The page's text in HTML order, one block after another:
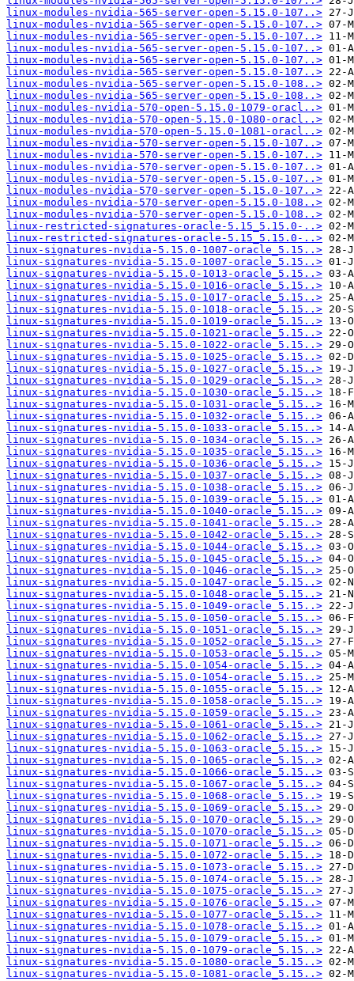
linux-modules-nvidia-565-server-open-5.15.0-107..>
linux-modules-nvidia-565-server-open-5.15.0-107..>
linux-modules-nvidia-565-server-open-5.15.0-107..>
linux-modules-nvidia-565-server-open-5.15.0-107..>
linux-modules-nvidia-565-server-open-5.15.0-107..>
linux-modules-nvidia-565-server-open-5.15.0-107..>
linux-modules-nvidia-565-server-open-5.15.0-108..>
linux-modules-nvidia-565-server-open-5.15.0-108..>
linux-modules-nvidia-570-open-5.15.0-1079-oracl..>
linux-modules-nvidia-570-open-5.15.0-1080-oracl..>
linux-modules-nvidia-570-open-5.15.0-1081-oracl..>
linux-modules-nvidia-570-server-open-5.15.0-107..>
linux-modules-nvidia-570-server-open-5.15.0-107..>
linux-modules-nvidia-570-server-open-5.15.0-107..>
linux-modules-nvidia-570-server-open-5.15.0-107..>
linux-modules-nvidia-570-server-open-5.15.0-107..>
linux-modules-nvidia-570-server-open-5.15.0-108..>
linux-modules-nvidia-570-server-open-5.15.0-108..>
linux-restricted-signatures-oracle-5.15_5.15.0-..>
linux-restricted-signatures-oracle-5.15_5.15.0-..>
linux-signatures-nvidia-5.15.0-1007-oracle_5.15..>
linux-signatures-nvidia-5.15.0-1007-oracle_5.15..>
linux-signatures-nvidia-5.15.0-1013-oracle_5.15..>
linux-signatures-nvidia-5.15.0-1016-oracle_5.15..>
linux-signatures-nvidia-5.15.0-1017-oracle_5.15..>
linux-signatures-nvidia-5.15.0-1018-oracle_5.15..>
linux-signatures-nvidia-5.15.0-1019-oracle_5.15..>
linux-signatures-nvidia-5.15.0-1021-oracle_5.15..>
linux-signatures-nvidia-5.15.0-1022-oracle_5.15..>
linux-signatures-nvidia-5.15.0-1025-oracle_5.15..>
linux-signatures-nvidia-5.15.0-1027-oracle_5.15..>
linux-signatures-nvidia-5.15.0-1029-oracle_5.15..>
linux-signatures-nvidia-5.15.0-1030-oracle_5.15..>
linux-signatures-nvidia-5.15.0-1031-oracle_5.15..>
linux-signatures-nvidia-5.15.0-1032-oracle_5.15..>
linux-signatures-nvidia-5.15.0-1033-oracle_5.15..>
linux-signatures-nvidia-5.15.0-1034-oracle_5.15..>
linux-signatures-nvidia-5.15.0-1035-oracle_5.15..>
linux-signatures-nvidia-5.15.0-1036-oracle_5.15..>
linux-signatures-nvidia-5.15.0-1037-oracle_5.15..>
linux-signatures-nvidia-5.15.0-1038-oracle_5.15..>
linux-signatures-nvidia-5.15.0-1039-oracle_5.15..>
linux-signatures-nvidia-5.15.0-1040-oracle_5.15..>
linux-signatures-nvidia-5.15.0-1041-oracle_5.15..>
linux-signatures-nvidia-5.15.0-1042-oracle_5.15..>
linux-signatures-nvidia-5.15.0-1044-oracle_5.15..>
linux-signatures-nvidia-5.15.0-1045-oracle_5.15..>
linux-signatures-nvidia-5.15.0-1046-oracle_5.15..>
linux-signatures-nvidia-5.15.0-1047-oracle_5.15..>
linux-signatures-nvidia-5.15.0-1048-oracle_5.15..>
linux-signatures-nvidia-5.15.0-1049-oracle_5.15..>
linux-signatures-nvidia-5.15.0-1050-oracle_5.15..>
linux-signatures-nvidia-5.15.0-1051-oracle_5.15..>
linux-signatures-nvidia-5.15.0-1052-oracle_5.15..>
linux-signatures-nvidia-5.15.0-1053-oracle_5.15..>
linux-signatures-nvidia-5.15.0-1054-oracle_5.15..>
linux-signatures-nvidia-5.15.0-1054-oracle_5.15..>
linux-signatures-nvidia-5.15.0-1055-oracle_5.15..>
linux-signatures-nvidia-5.15.0-1058-oracle_5.15..>
linux-signatures-nvidia-5.15.0-1059-oracle_5.15..>
linux-signatures-nvidia-5.15.0-1061-oracle_5.15..>
linux-signatures-nvidia-5.15.0-1062-oracle_5.15..>
linux-signatures-nvidia-5.15.0-1063-oracle_5.15..>
linux-signatures-nvidia-5.15.0-1065-oracle_5.15..>
linux-signatures-nvidia-5.15.0-1066-oracle_5.15..>
linux-signatures-nvidia-5.15.0-1067-oracle_5.15..>
linux-signatures-nvidia-5.15.0-1068-oracle_5.15..>
linux-signatures-nvidia-5.15.0-1069-oracle_5.15..>
linux-signatures-nvidia-5.15.0-1070-oracle_5.15..>
linux-signatures-nvidia-5.15.0-1070-oracle_5.15..>
linux-signatures-nvidia-5.15.0-1071-oracle_5.15..>
linux-signatures-nvidia-5.15.0-1072-oracle_5.15..>
linux-signatures-nvidia-5.15.0-1073-oracle_5.15..>
linux-signatures-nvidia-5.15.0-1074-oracle_5.15..>
linux-signatures-nvidia-5.15.0-1075-oracle_5.15..>
linux-signatures-nvidia-5.15.0-1076-oracle_5.15..>
linux-signatures-nvidia-5.15.0-1077-oracle_5.15..>
linux-signatures-nvidia-5.15.0-1078-oracle_5.15..>
linux-signatures-nvidia-5.15.0-1079-oracle_5.15..>
linux-signatures-nvidia-5.15.0-1079-oracle_5.15..>
linux-signatures-nvidia-5.15.0-1080-oracle_5.15..>
linux-signatures-nvidia-5.15.0-1081-oracle_5.15..>